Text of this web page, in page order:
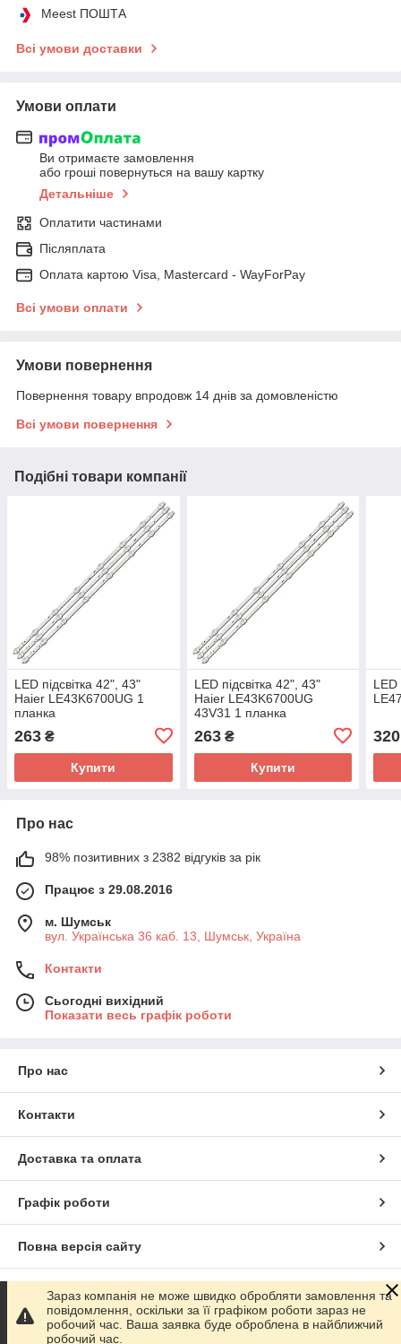
Meest ПОШТА
Всі умови доставки
Умови оплати
Ви отримаєте замовлення
або гроші повернуться на вашу картку
Детальніше
Оплатити частинами
Післяплата
Оплата картою Visa, Mastercard - WayForPay
Всі умови оплати
Умови повернення
Повернення товару впродовж 14 днів за домовленістю
Всі умови повернення
Подібні товари компанії
LED підсвітка 42", 43"
Haier LE43K6700UG 1
планка
263 ₴
Купити
LED підсвітка 42", 43"
Haier LE43K6700UG
43V31 1 планка
263₴
Купити
LED
320
Про нас
98% позитивних з 2382 відгуків за рік
Працює з 29.08.2016
м. Шумськ
вул. Українська 36 каб. 13, Шумськ, Україна
Контакти
Сьогодні вихідний
Показати весь графік роботи
Про нас
Контакти
Доставка та оплата
Графік роботи
Повна версія сайту
Сайт створено на маркетплейсі Prom.ua
Політика конфіденційності
Зараз компанія не може швидко обробляти замовлення та
повідомлення, оскільки за її графіком роботи зараз не
робочий час. Ваша заявка буде оброблена в найближчий
робочий час.